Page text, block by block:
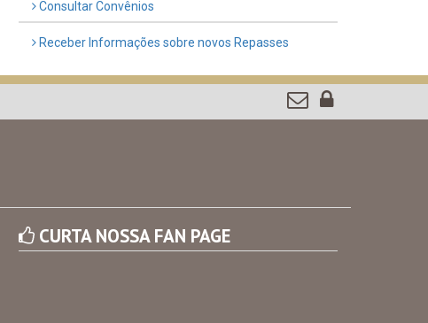
Controladoria-Geral da União
Confederação Nacional de Municípios - CNM
QEdu
SICONFI - Tesouro Nacional